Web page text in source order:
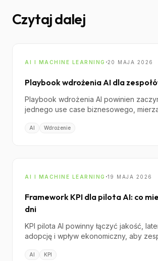
Czytaj dalej
AI I MACHINE LEARNING ·20 MAJA 2026
Playbook wdrożenia AI dla
Playbook wdrożenia AI powinien
jednego use case biznesowego,
skalowaniem zespołu oraz budżetu.
AI Wdrożenie
AI I MACHINE LEARNING ·19 MAJA 2026
Framework KPI dla pilota AI: co
dni
KPI pilota AI powinny łączyć jakość,
adopcję i wpływ ekonomiczny, aby
zatrzymać projekt.
AI KPI